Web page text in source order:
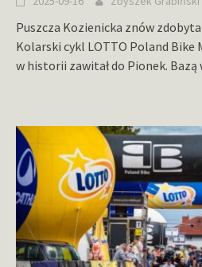
Puszcza Kozienicka znów
Kolarski cykl LOTTO Poland Bike
w historii zawitał do Pionek. Bazą